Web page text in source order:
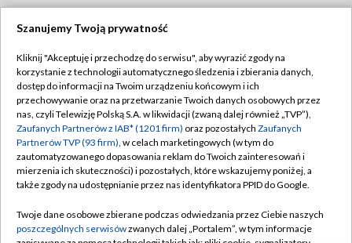
TVP
Abonament TVP
Emisja w TVP
Centrum informacji TVP
Naziemna Telewizja Cyfrowa
Rada Programowa
Regulamin TVP
Polityka prywatności
Moje zgody
Pomoc
Kontakt
Szanujemy Twoją prywatność
Kliknij "Akceptuję i przechodzę do serwisu", aby wyrazić zgody na
korzystanie z technologii automatycznego śledzenia i zbierania danych,
dostęp do informacji na Twoim urządzeniu końcowym i ich
przechowywanie oraz na przetwarzanie Twoich danych osobowych przez
nas, czyli Telewizję Polską S.A. w likwidacji (zwaną dalej również „TVP”),
Zaufanych Partnerów z IAB* (1201 firm) oraz pozostałych Zaufanych
Partnerów TVP (93 firm), w celach marketingowych (w tym do
zautomatyzowanego dopasowania reklam do Twoich zainteresowań i
mierzenia ich skuteczności) i pozostałych, które wskazujemy poniżej, a
także zgody na udostępnianie przez nas identyfikatora PPID do Google.
Twoje dane osobowe zbierane podczas odwiedzania przez Ciebie naszych
poszczególnych serwisówzwanych dalej „Portalem”, w tym informacje